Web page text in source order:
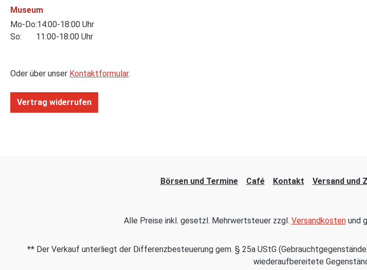
Museum
Mo-Do:14:00-18:00 Uhr
So: 11:00-18:00 Uhr
Oder über unser Kontaktformular.
Vertrag widerrufen
Börsen und Termine Café Kontakt Versand und
Alle Preise inkl. gesetzl. Mehrwertsteuer zzgl. Versandkostenund
** Der Verkauf unterliegt der Differenzbesteuerung gem. § 25a UStG
wiederaufbereitete